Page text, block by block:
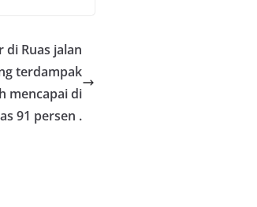
di Ruas jalan
terdampak
mencapai di
91 persen .